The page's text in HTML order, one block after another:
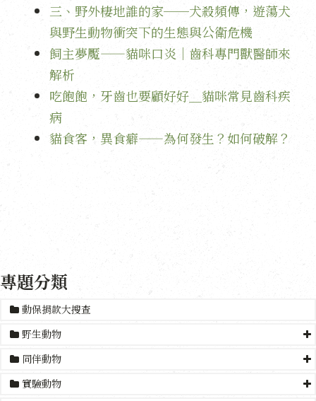
三、野外棲地誰的家──犬殺頻傳，遊蕩犬
與野生動物衝突下的生態與公衛危機
飼主夢魘——貓咪口炎｜齒科專門獸醫師來
解析
吃飽飽，牙齒也要顧好好＿貓咪常見齒科疾
病
貓食客，異食癖——為何發生？如何破解？
專題分類
動保捐款大搜查
野生動物
同伴動物
實驗動物